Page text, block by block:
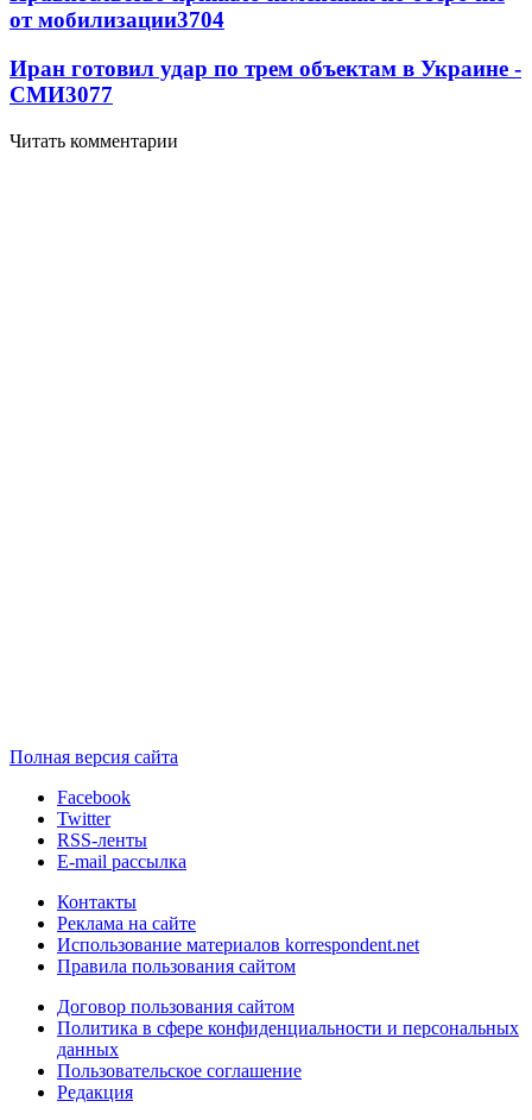
от мобилизации3704
Иран готовил удар по трем объектам в Украине -
СМИ3077
Читать комментарии
Полная версия сайта
Facebook
Twitter
RSS-ленты
E-mail рассылка
Контакты
Реклама на сайте
Использование материалов korrespondent.net
Правила пользования сайтом
Договор пользования сайтом
Политика в сфере конфиденциальности и персональных
данных
Пользовательское соглашение
Редакция